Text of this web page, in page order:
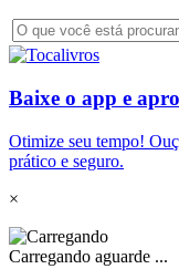
Baixe o app e
Otimize seu tempo!
prático e seguro.
×
Carregando aguarde ...